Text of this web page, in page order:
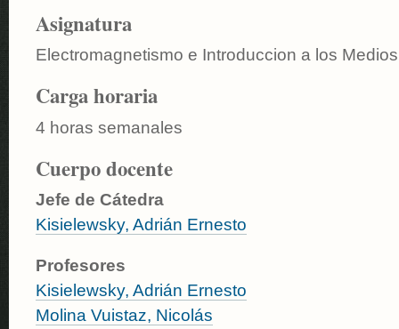
Asignatura
Electromagnetismo e Introduccion a los
Carga horaria
4 horas semanales
Cuerpo docente
Jefe de Cátedra
Kisielewsky, Adrián Ernesto
Profesores
Kisielewsky, Adrián Ernesto
Molina Vuistaz, Nicolás